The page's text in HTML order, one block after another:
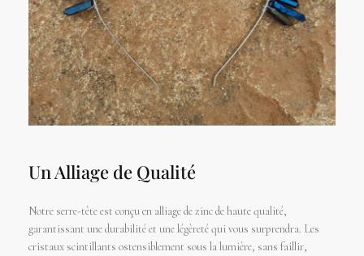
Un Alliage de Qualité
Notre serre-tête est conçu en alliage de zinc de haute qualité,
garantissant une durabilité et une légèreté qui vous surprendra. Les
cristaux scintillants ostensiblement sous la lumière, sans faillir,